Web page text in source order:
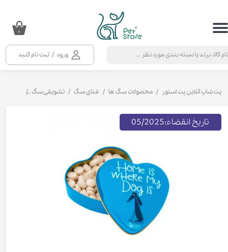
ورود / ثبت نام کنید
حساب کاربری من
خروج از حساب کاربری
۰
پت شاپ آنلاین پت استور محصولات سگ ها غذای سگ تشویقی سگ
تاریخ انقضاء:05/2025